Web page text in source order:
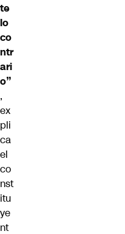
te
lo
co
ntr
ari
o”
,
ex
pli
ca
el
co
nst
itu
ye
nt